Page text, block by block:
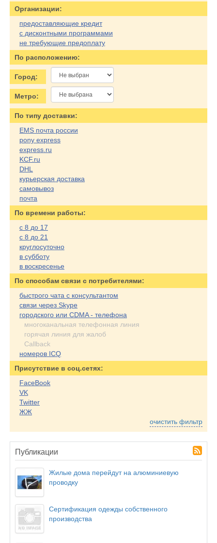
Организации:
предоставляющие кредит
с дисконтными программами
не требующие предоплату
По расположению:
Город:
Метро:
По типу доставки:
EMS почта россии
pony express
express.ru
KCF.ru
DHL
курьерская доставка
самовывоз
почта
По времени работы:
с 8 до 17
с 8 до 21
круглосуточно
в субботу
в воскресенье
По cпособам связи с потребителями:
быстрого чата с консультантом
связи через Skype
городского или CDMA - телефона
многоканальная телефонная линия
горячая линия для жалоб
Callback
номеров ICQ
Присутствие в соц.сетях:
FaceBook
VK
Twitter
ЖЖ
очистить фильтр
Публикации
Жилые дома перейдут на алюминиевую
проводку
Сертификация одежды собственного
производства